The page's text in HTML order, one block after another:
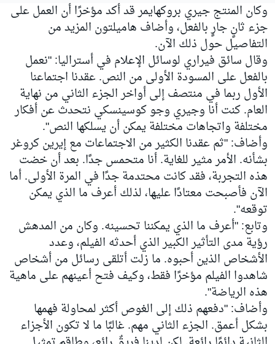
وكان المنتج جيري بروكهايمر قد أكد مؤخرًا أن العمل على
جزء ثانٍ جارٍ بالفعل، وأضاف هاميلتون المزيد من
التفاصيل حول ذلك الآن.
وقال سائق فيراري لوسائل الإعلام في أستراليا: "نعمل
بالفعل على المسودة الأولى من النص. عقدنا اجتماعنا
الأول ربما في منتصف إلى أواخر الجزء الثاني من نهاية
العام. كنت أنا وجيري وجو كوسينسكي نتحدث عن أفكار
مختلفة واتجاهات مختلفة يمكن أن يسلكها النص".
وأضاف: "ثم عقدنا الكثير من الاجتماعات مع إيرين كروغر
بشأنه. الأمر مثير للغاية. أنا متحمس جدًا. بعد أن خضت
هذه التجربة، فقد كانت محتدمة جدًا في المرة الأولى. أما
الآن فأصبحت معتادًا عليها، لذلك أعرف ما الذي يمكن
توقعه".
وتابع: "أعرف ما الذي يمكننا تحسينه. وكان من المدهش
رؤية مدى التأثير الكبير الذي أحدثه الفيلم، وعدد
الأشخاص الذين أحبوه. ما زلت أتلقى رسائل من أشخاص
شاهدوا الفيلم مؤخرًا فقط، وكيف فتح أعينهم على ماهية
هذه الرياضة".
وأضاف: "دفعهم ذلك إلى الغوص أكثر لمحاولة فهمها
بشكل أعمق. الجزء الثاني مهم. غالبًا ما لا تكون الأجزاء